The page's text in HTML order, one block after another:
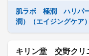
肌ラボ 極潤 ハリパ
潤）（エイジングケア）
キリン堂 交野クリ